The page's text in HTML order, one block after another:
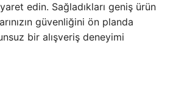
edin. Sağladıkları geniş ürün
güvenliğini ön planda
bir alışveriş deneyimi